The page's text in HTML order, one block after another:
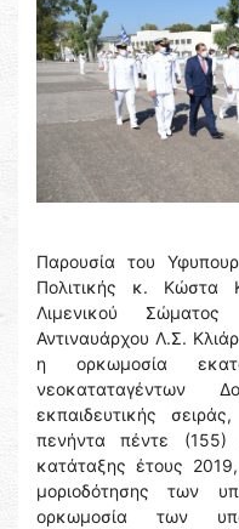
Παρουσία του
Πολιτικής κ. Κώστα
Λιμενικού
Αντιναυάρχου Λ.Σ.
η ορκωμοσία
νεοκαταταγέντων
εκπαιδευτικής
πενήντα πέντε (155)
κατάταξης έτους
μοριοδότησης των
ορκωμοσία των